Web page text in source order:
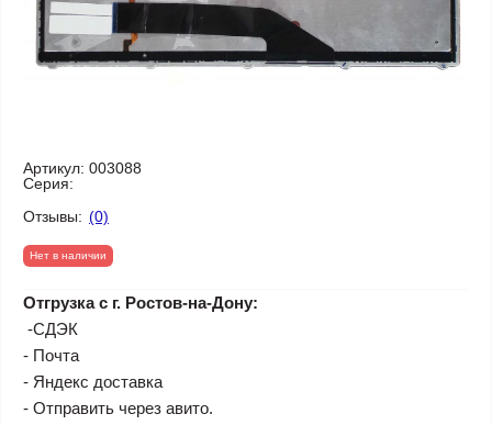
Артикул: 003088
Серия:
Отзывы: (0)
Нет в наличии
Отгрузка с г. Ростов-на-Дону:
-СДЭК
- Почта
- Яндекс доставка
- Отправить через авито.